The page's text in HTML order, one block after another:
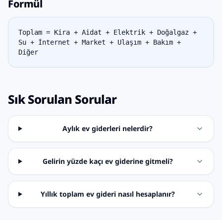
Formül
Toplam = Kira + Aidat + Elektrik + Doğalgaz +
Su + İnternet + Market + Ulaşım + Bakım +
Diğer
Sık Sorulan Sorular
Aylık ev giderleri nelerdir?
Gelirin yüzde kaçı ev giderine gitmeli?
Yıllık toplam ev gideri nasıl hesaplanır?